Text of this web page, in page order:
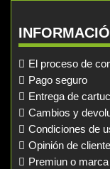
El proceso de
Pago seguro
Entrega de
Cambios y
Condiciones de
Opinión de
Premiun o